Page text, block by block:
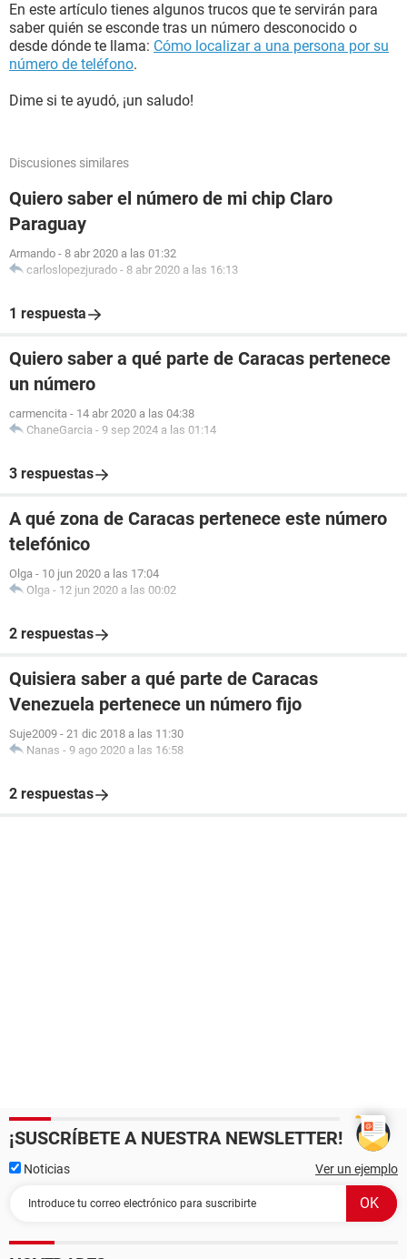
En este artículo tienes algunos trucos que te servirán para
saber quién se esconde tras un número desconocido o
desde dónde te llama: Cómo localizar a una persona por su
número de teléfono.
Dime si te ayudó, ¡un saludo!
Discusiones similares
Quiero saber el número de mi chip Claro
Paraguay
Armando - 8 abr 2020 a las 01:32
carloslopezjurado - 8 abr 2020 a las 16:13
1 respuesta
Quiero saber a qué parte de Caracas pertenece
un número
carmencita - 14 abr 2020 a las 04:38
ChaneGarcia - 9 sep 2024 a las 01:14
3 respuestas
A qué zona de Caracas pertenece este número
telefónico
Olga - 10 jun 2020 a las 17:04
Olga - 12 jun 2020 a las 00:02
2 respuestas
Quisiera saber a qué parte de Caracas
Venezuela pertenece un número fijo
Suje2009 - 21 dic 2018 a las 11:30
Nanas - 9 ago 2020 a las 16:58
2 respuestas
¡SUSCRÍBETE A NUESTRA NEWSLETTER!
Noticias Ver un ejemplo